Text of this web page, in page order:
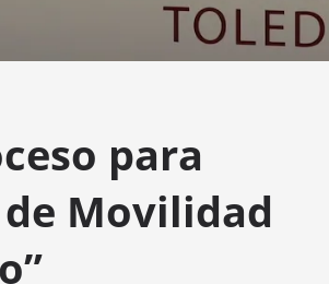
para
Movilidad